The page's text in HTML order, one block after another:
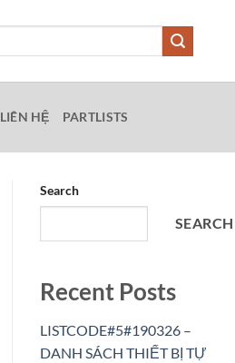
LIÊN HỆ PARTLISTS
Search
SEARCH
Recent Posts
LISTCODE#5#190326 –
DANH SÁCH THIẾT BỊ TỰ